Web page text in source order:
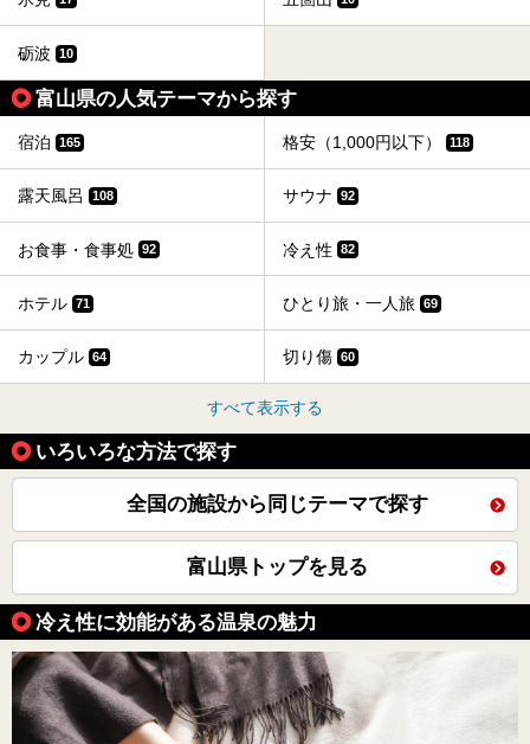
砺波 10
富山県の人気テーマから探す
宿泊 165 格安（1,000円以下） 118
露天風呂 108 サウナ 92
お食事・食事処 92 冷え性 82
ホテル 71 ひとり旅・一人旅 69
カップル 64 切り傷 60
すべて表示する
いろいろな方法で探す
全国の施設から同じテーマで探す
富山県トップを見る
冷え性に効能がある温泉の魅力